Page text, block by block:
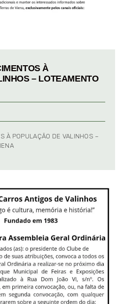
À
– LOTEAMENTO
À POPULAÇÃO DE VALINHOS –